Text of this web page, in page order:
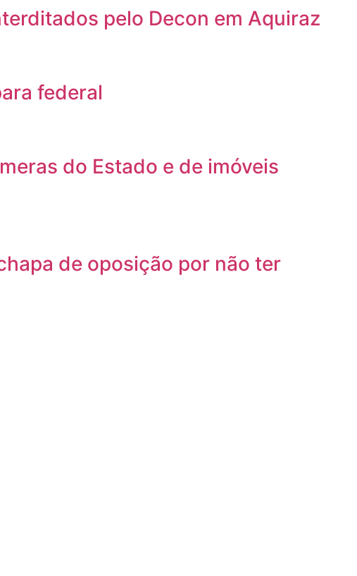
pelo Decon em Aquiraz
federal
do Estado e de imóveis
de oposição por não ter